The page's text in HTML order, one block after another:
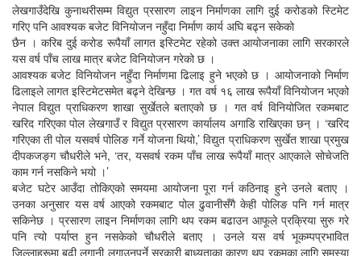
लेखगाउँदेखि कुनाथरीसम्म विद्युत प्रसारण लाइन निर्माणका लागि दुई करोडको स्टिमेट
गरिए पनि आवश्यक बजेट विनियोजन नहुँदा निर्माण कार्य अघि बढ्न सकेको
छैन । करिब दुई करोड रूपैयाँ लागत इस्टिमेट रहेको उक्त आयोजनाका लागि सरकारले
यस वर्ष पाँच लाख मात्र बजेट विनियोजन गरेको छ ।
आवश्यक बजेट विनियोजन नहुँदा निर्माणमा ढिलाइ हुने भएको छ । आयोजनाको निर्माण
ढिलाइले लागत इस्टिमेटसमेत बढ्ने देखिन्छ । गत वर्ष १६ लाख रूपैयाँ विनियोजन भएको
नेपाल विद्युत प्राधिकरण शाखा सुर्खेतले बताएको छ । गत वर्ष विनियोजित रकमबाट
खरिद गरिएका पोल लेखगाउँ र विद्युत प्रसारण कार्यालय अगाडि राखिएका छन् । ‘खरिद
गरिएका ती पोल यसवर्ष पोलिङ गर्ने योजना थियो,’ विद्युत प्राधिकरण सुर्खेत शाखा प्रमुख
दीपकजङ्ग चौधरीले भने, ‘तर, यसवर्ष रकम पाँच लाख रूपैयाँ मात्र आएकाले सोचेजति
काम गर्न नसकिने भयो ।’
बजेट घटेर आउँदा तोकिएको समयमा आयोजना पूरा गर्न कठिनाइ हुने उनले बताए ।
उनका अनुसार यस वर्ष आएको रकमबाट पोल ढुवानीसँगै केही पोलिङ पनि गर्न मात्र
सकिनेछ । प्रसारण लाइन निर्माणका लागि थप रकम बढाउन आफूले प्रक्रिया सुरु गरे
पनि त्यो पर्याप्त हुन नसकेको चौधरीले बताए । उनले यस वर्ष भूकम्पप्रभावित
जिल्लाहरूमा बढी लगानी लगाउनुपर्ने सरकारी बाध्यताका कारण थप रकमका लागि समस्या